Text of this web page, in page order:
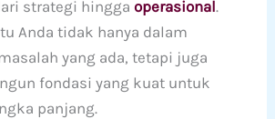
strategi hingga operasional.
Anda tidak hanya dalam
yang ada, tetapi juga
fondasi yang kuat untuk
panjang.